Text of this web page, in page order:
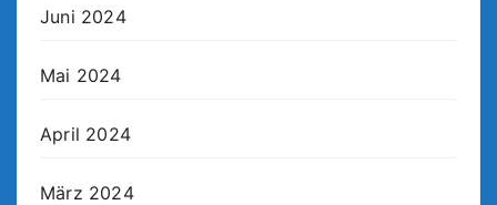
Juni 2024
Mai 2024
April 2024
März 2024